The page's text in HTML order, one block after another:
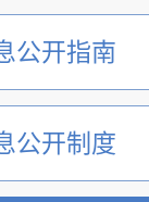
公开指南
公开制度